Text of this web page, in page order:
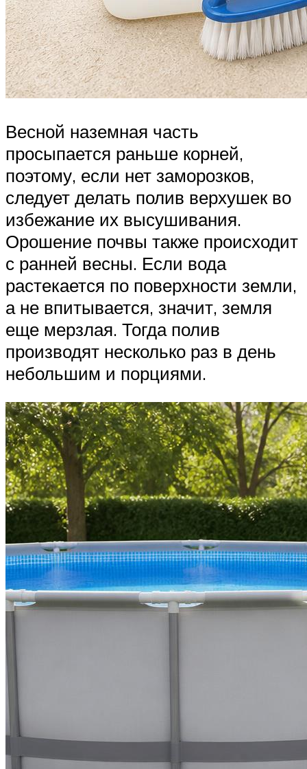
Весной наземная часть
просыпается раньше корней,
поэтому, если нет заморозков,
следует делать полив верхушек во
избежание их высушивания.
Орошение почвы также происходит
с ранней весны. Если вода
растекается по поверхности земли,
а не впитывается, значит, земля
еще мерзлая. Тогда полив
производят несколько раз в день
небольшим и порциями.